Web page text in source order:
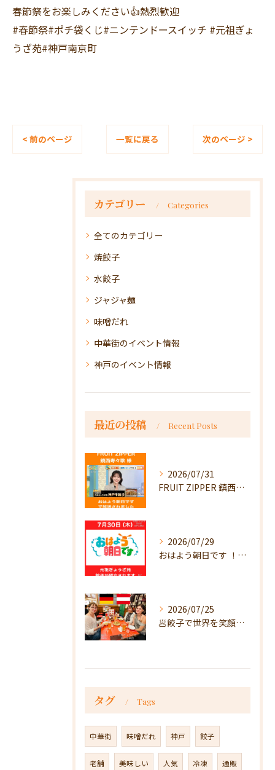
春節祭をお楽しみください👍熱烈歓迎
#春節祭#ポチ袋くじ#ニンテンドースイッチ #元祖ぎょ
うざ苑#神戸南京町
< 前のページ 一覧に戻る 次のページ >
カテゴリー Categories
全てのカテゴリー
焼餃子
水餃子
ジャジャ麺
味噌だれ
中華街のイベント情報
神戸のイベント情報
最近の投稿 Recent Posts
2026/07/31
FRUIT ZIPPER 鎮西寿々歌様が！
2026/07/29
おはよう朝日です ！で放送
2026/07/25
🥟餃子で世界を笑顔に🥟
タグ Tags
中華街 味噌だれ 神戸 餃子
老舗 美味しい 人気 冷凍 通販